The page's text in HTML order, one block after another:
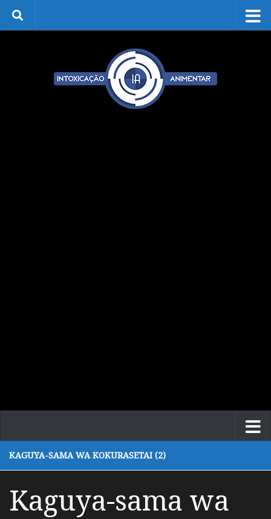
Skip to content
KAGUYA-SAMA WA KOKURASETAI (2)
Kaguya-sama wa